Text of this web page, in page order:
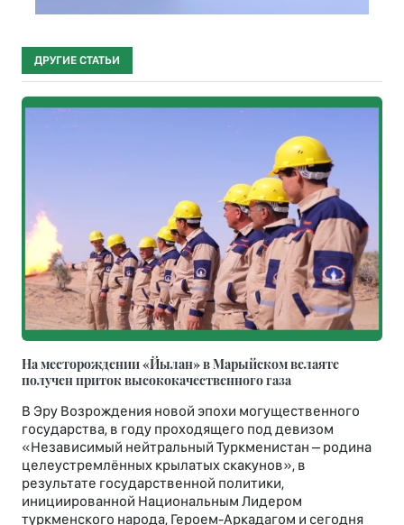
ДРУГИЕ СТАТЬИ
На месторождении «Йылан» в Марыйском велаяте
получен приток высококачественного газа
В Эру Возрождения новой эпохи могущественного
государства, в году проходящего под девизом
«Независимый нейтральный Туркменистан – родина
целеустремлённых крылатых скакунов», в
результате государственной политики,
инициированной Национальным Лидером
туркменского народа, Героем-Аркадагом и сегодня